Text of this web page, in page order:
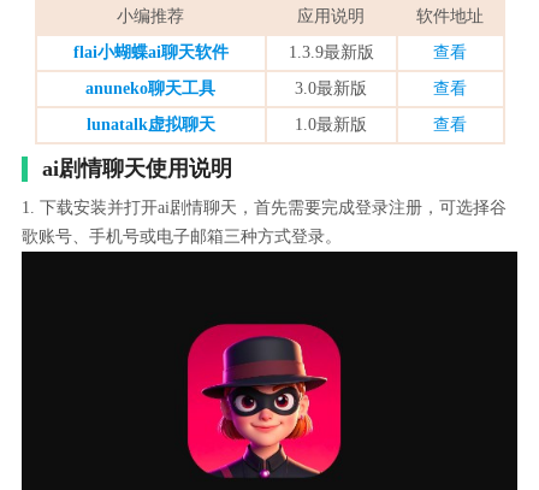
小编推荐
应用说明
软件地址
flai小蝴蝶ai聊天软件
1.3.9最新版
查看
anuneko聊天工具
3.0最新版
查看
lunatalk虚拟聊天
1.0最新版 查看
ai剧情聊天使用说明
1. 下载安装并打开ai剧情聊天，首先需要完成登录注册，可选择谷
歌账号、手机号或电子邮箱三种方式登录。